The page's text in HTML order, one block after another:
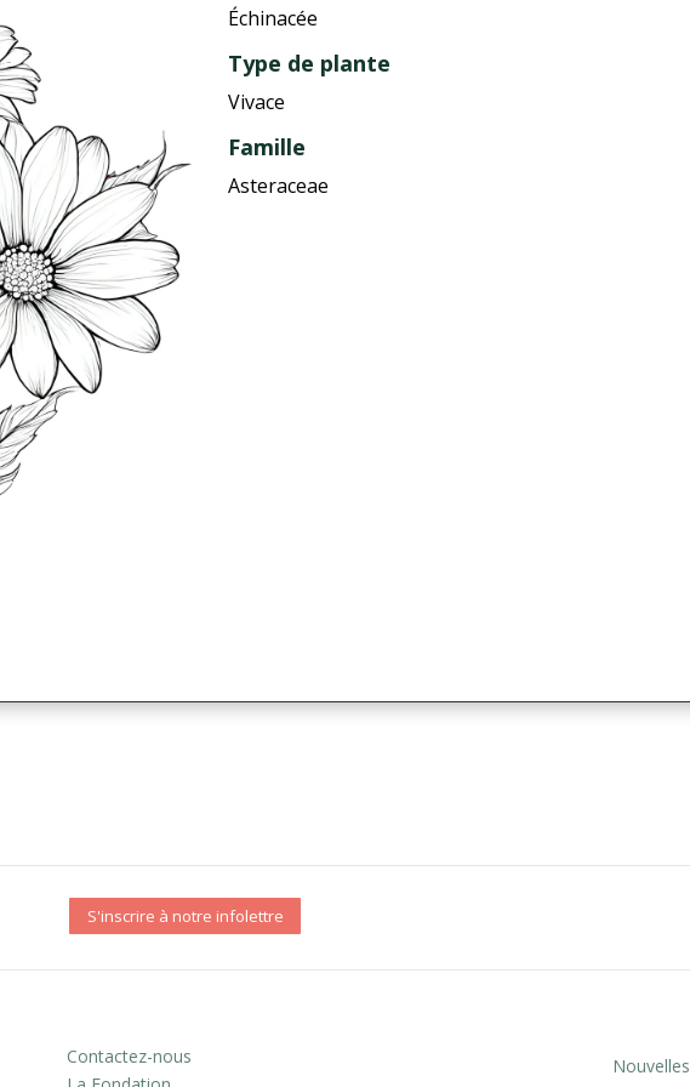
Échinacée
Type de plante
Vivace
Famille
Asteraceae
S'inscrire à notre infolettre
Contactez-nous
Nouvelles